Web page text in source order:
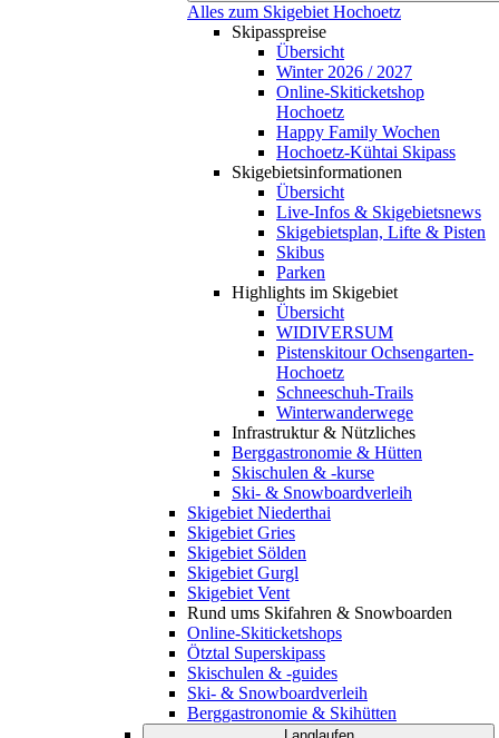
Alles zum Skigebiet Hochoetz
Skipasspreise
Übersicht
Winter 2026 / 2027
Online-Skiticketshop
Hochoetz
Happy Family Wochen
Hochoetz-Kühtai Skipass
Skigebietsinformationen
Übersicht
Live-Infos & Skigebietsnews
Skigebietsplan, Lifte & Pisten
Skibus
Parken
Highlights im Skigebiet
Übersicht
WIDIVERSUM
Pistenskitour Ochsengarten-
Hochoetz
Schneeschuh-Trails
Winterwanderwege
Infrastruktur & Nützliches
Berggastronomie & Hütten
Skischulen & -kurse
Ski- & Snowboardverleih
Skigebiet Niederthai
Skigebiet Gries
Skigebiet Sölden
Skigebiet Gurgl
Skigebiet Vent
Rund ums Skifahren & Snowboarden
Online-Skiticketshops
Ötztal Superskipass
Skischulen & -guides
Ski- & Snowboardverleih
Berggastronomie & Skihütten